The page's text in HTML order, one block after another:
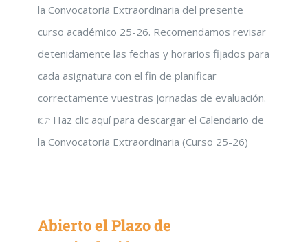
la Convocatoria Extraordinaria del presente
curso académico 25-26. Recomendamos revisar
detenidamente las fechas y horarios fijados para
cada asignatura con el fin de planificar
correctamente vuestras jornadas de evaluación.
👉 Haz clic aquí para descargar el Calendario de
la Convocatoria Extraordinaria (Curso 25-26)
Abierto el Plazo de